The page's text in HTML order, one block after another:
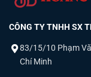
CÔNG TY TNHH SX
83/15/10 Phạm
Chí Minh